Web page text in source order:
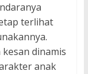
terlihat
dinamis
anak